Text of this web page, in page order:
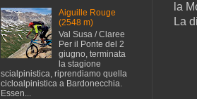
la
La
Aiguille Rouge
(2548 m)
Val Susa / Claree
Per il Ponte del 2
giugno, terminata
la stagione
scialpinistica, riprendiamo quella
cicloalpinistica a Bardonecchia.
Essen...